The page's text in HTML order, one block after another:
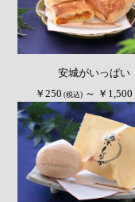
安城がいっぱい
￥250 (税込) ～ ￥1,500